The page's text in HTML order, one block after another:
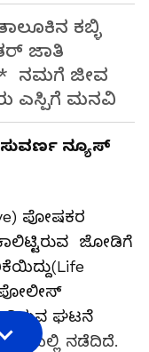
ಕಬ್ಳಿ
ಜಾತಿ
ನಮಗೆ ಜೀವ
ಎಸ್ಪಿಗೆ ಮನವಿ
ನ್ಯೂಸ್
ಪೋಷಕರ
ಜೋಡಿಗೆ
ಪೋಲೀಸ್
ಘಟನೆ
ಜಿಲ್ಲೆಯಲ್ಲಿ‌ ನಡೆದಿದೆ.